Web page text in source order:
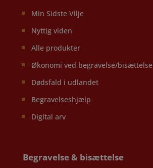
Min Sidste Vilje
Nyttig viden
Alle produkter
Økonomi ved begravelse/bisættelse
Dødsfald i udlandet
Begravelseshjælp
Digital arv
Begravelse & bisættelse